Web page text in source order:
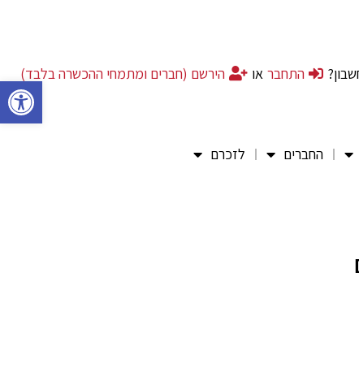
פתח התחבר או הירשם (חברים ומתמחי ההכשרה בלבד)
החברים לזכרם